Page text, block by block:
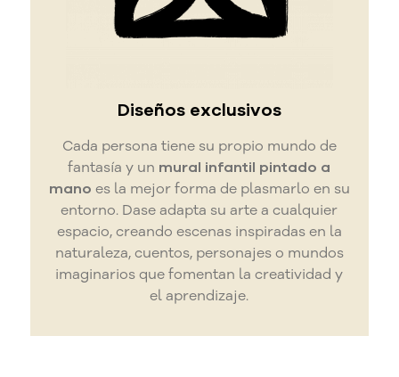
Diseños exclusivos
Cada persona tiene su propio mundo de
fantasía y un mural infantil pintado a
mano es la mejor forma de plasmarlo en su
entorno. Dase adapta su arte a cualquier
espacio, creando escenas inspiradas en la
naturaleza, cuentos, personajes o mundos
imaginarios que fomentan la creatividad y
el aprendizaje.